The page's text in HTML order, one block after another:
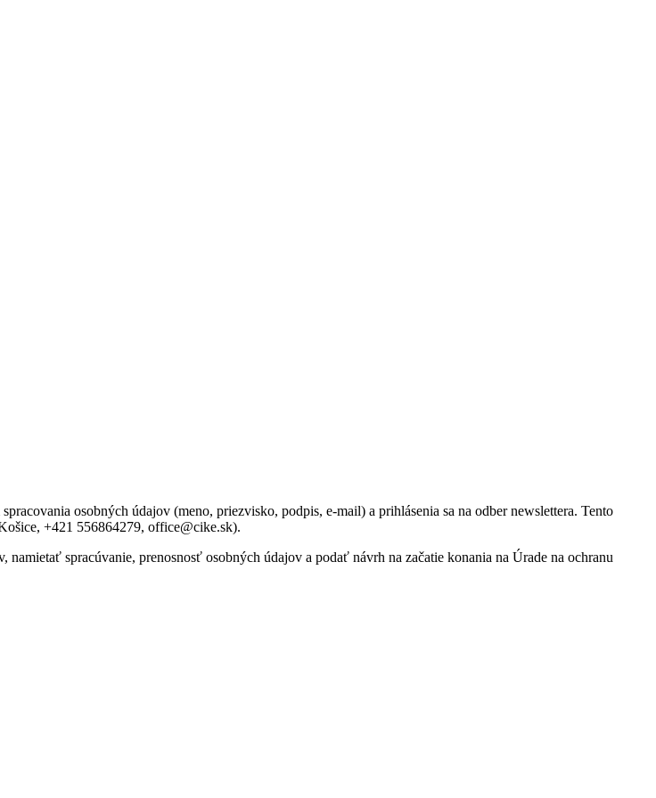
osobných údajov (meno, priezvisko, podpis, e-mail) a prihlásenia sa na odber newslettera. Tento
+421 556864279, office@cike.sk).
spracúvanie, prenosnosť osobných údajov a podať návrh na začatie konania na Úrade na ochranu